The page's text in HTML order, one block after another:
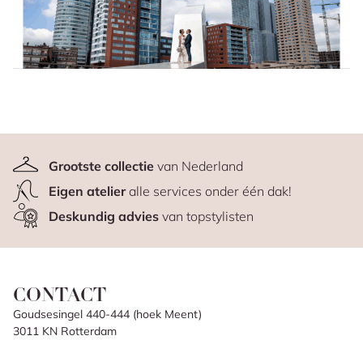
Grootste collectievan Nederland
Eigen atelieralle services onder één dak!
Deskundig adviesvan topstylisten
CONTACT
Goudsesingel 440-444 (hoek Meent)
3011 KN Rotterdam